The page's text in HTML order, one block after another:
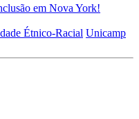
em Nova York!
Étnico-Racial Unicamp